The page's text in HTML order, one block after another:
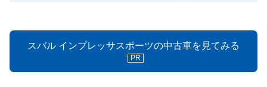
スバル インプレッサスポーツの中古車を見てみる
PR